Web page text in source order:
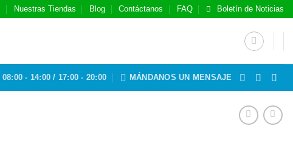
Nuestras Tiendas Blog Contáctanos FAQ Boletín de Noticias
08:00 - 14:00 / 17:00 - 20:00 MÁNDANOS UN MENSAJE